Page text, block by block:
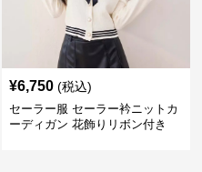
¥6,750 (税込)
セーラー服 セーラー衿ニットカ
ーディガン 花飾りリボン付き